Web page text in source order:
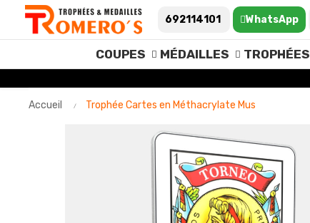
692114101 WhatsApp
COUPES MÉDAILLES TROPHÉES
Accueil Trophée Cartes en Méthacrylate Mus